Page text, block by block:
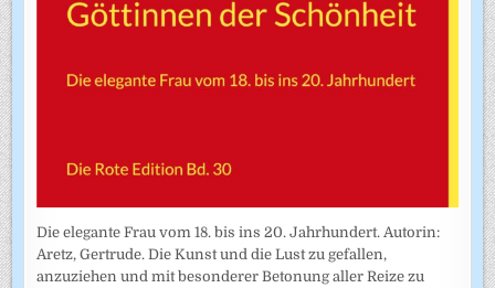
Die elegante Frau vom 18. bis ins 20. Jahrhundert. Autorin:
Aretz, Gertrude. Die Kunst und die Lust zu gefallen,
anzuziehen und mit besonderer Betonung aller Reize zu